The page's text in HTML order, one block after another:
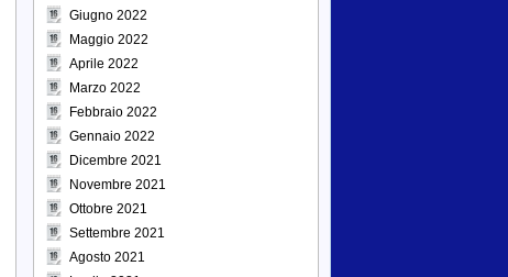
Giugno 2022
Maggio 2022
Aprile 2022
Marzo 2022
Febbraio 2022
Gennaio 2022
Dicembre 2021
Novembre 2021
Ottobre 2021
Settembre 2021
Agosto 2021